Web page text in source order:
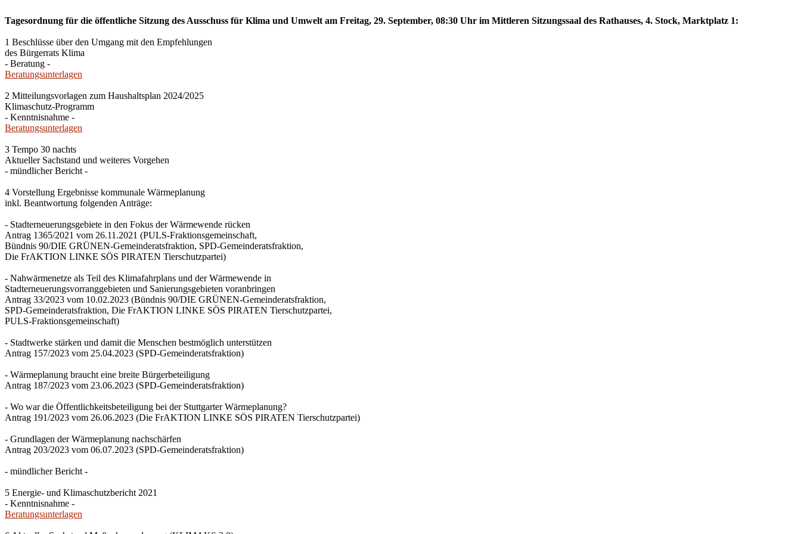
Tagesordnung für die öffentliche Sitzung des Ausschuss für Klima und Umwelt am Freitag, 29. September, 08:30 Uhr im Mittleren Sitzungssaal des Rathauses, 4. Stock, Marktplatz 1:
1 Beschlüsse über den Umgang mit den Empfehlungen
des Bürgerrats Klima
- Beratung -
Beratungsunterlagen
2 Mitteilungsvorlagen zum Haushaltsplan 2024/2025
Klimaschutz-Programm
- Kenntnisnahme -
Beratungsunterlagen
3 Tempo 30 nachts
Aktueller Sachstand und weiteres Vorgehen
- mündlicher Bericht -
4 Vorstellung Ergebnisse kommunale Wärmeplanung
inkl. Beantwortung folgenden Anträge:
- Stadterneuerungsgebiete in den Fokus der Wärmewende rücken
Antrag 1365/2021 vom 26.11.2021 (PULS-Fraktionsgemeinschaft,
Bündnis 90/DIE GRÜNEN-Gemeinderatsfraktion, SPD-Gemeinderatsfraktion,
Die FrAKTION LINKE SÖS PIRATEN Tierschutzpartei)
- Nahwärmenetze als Teil des Klimafahrplans und der Wärmewende in
Stadterneuerungsvorranggebieten und Sanierungsgebieten voranbringen
Antrag 33/2023 vom 10.02.2023 (Bündnis 90/DIE GRÜNEN-Gemeinderatsfraktion,
SPD-Gemeinderatsfraktion, Die FrAKTION LINKE SÖS PIRATEN Tierschutzpartei,
PULS-Fraktionsgemeinschaft)
- Stadtwerke stärken und damit die Menschen bestmöglich unterstützen
Antrag 157/2023 vom 25.04.2023 (SPD-Gemeinderatsfraktion)
- Wärmeplanung braucht eine breite Bürgerbeteiligung
Antrag 187/2023 vom 23.06.2023 (SPD-Gemeinderatsfraktion)
- Wo war die Öffentlichkeitsbeteiligung bei der Stuttgarter Wärmeplanung?
Antrag 191/2023 vom 26.06.2023 (Die FrAKTION LINKE SÖS PIRATEN Tierschutzpartei)
- Grundlagen der Wärmeplanung nachschärfen
Antrag 203/2023 vom 06.07.2023 (SPD-Gemeinderatsfraktion)
- mündlicher Bericht -
5 Energie- und Klimaschutzbericht 2021
- Kenntnisnahme -
Beratungsunterlagen